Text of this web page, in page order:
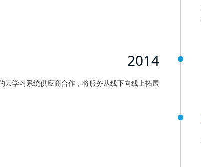
2014
云学习系统供应商合作，将服务从线下向线上拓展